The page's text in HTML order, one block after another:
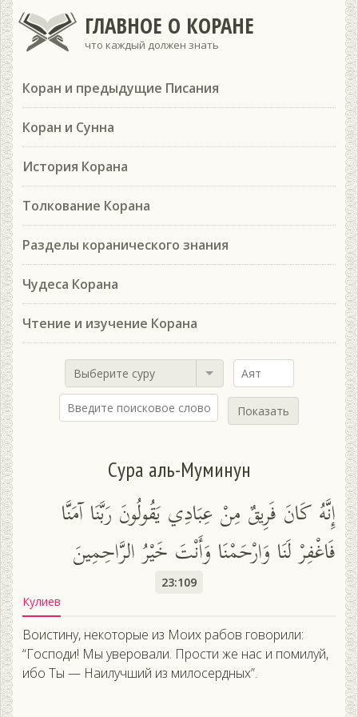
ГЛАВНОЕ О КОРАНЕ
что каждый должен знать
Коран и предыдущие Писания
Коран и Сунна
История Корана
Толкование Корана
Разделы коранического знания
Чудеса Корана
Чтение и изучение Корана
Выберите суру
Показать
Сура аль-Муминун
إِنَّهُ كَانَ فَرِيقٌ مِنْ عِبَادِي يَقُولُونَ رَبَّنَا آمَنَّا
فَاغْفِرْ لَنَا وَارْحَمْنَا وَأَنْتَ خَيْرُ الرَّاحِمِينَ
23:109
Кулиев
Воистину, некоторые из Моих рабов говорили:
“Господи! Мы уверовали. Прости же нас и помилуй,
ибо Ты — Наилучший из милосердных”.